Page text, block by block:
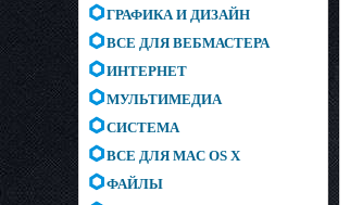
ГРАФИКА И ДИЗАЙН
ВСЕ ДЛЯ ВЕБМАСТЕРА
ИНТЕРНЕТ
МУЛЬТИМЕДИА
СИСТЕМА
ВСЕ ДЛЯ MAC OS X
ФАЙЛЫ